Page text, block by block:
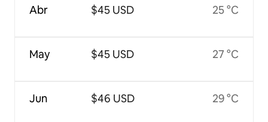
Abr
May
Jun
$45 USD
$45 USD
$46 USD
25 °C
27 °C
29 °C